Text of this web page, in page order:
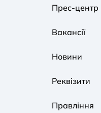
Прес-центр
Вакансії
Новини
Реквізити
Правління